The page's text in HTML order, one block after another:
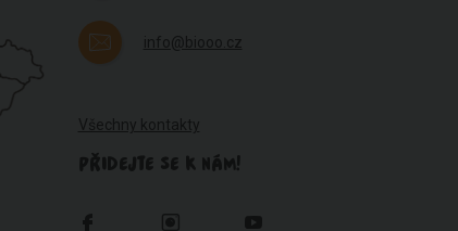
info@biooo.cz
Všechny kontakty
PŘIDEJTE SE K NÁM!